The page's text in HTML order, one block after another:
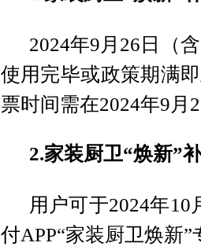
2024年9月26日（
使用完毕或政策期满
票时间需在2024年9
2.家装厨卫“焕新”
用户可于2024年10
付APP“家装厨卫焕新